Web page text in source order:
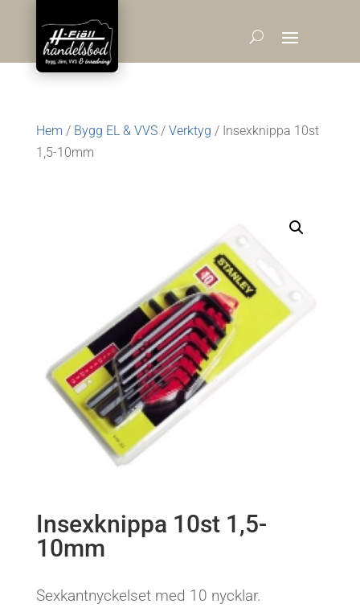
Hem / Bygg EL & VVS/ Verktyg / Insexknippa 10st
1,5-10mm
Insexknippa 10st 1,5-
10mm
Sexkantnyckelset med 10 nycklar.